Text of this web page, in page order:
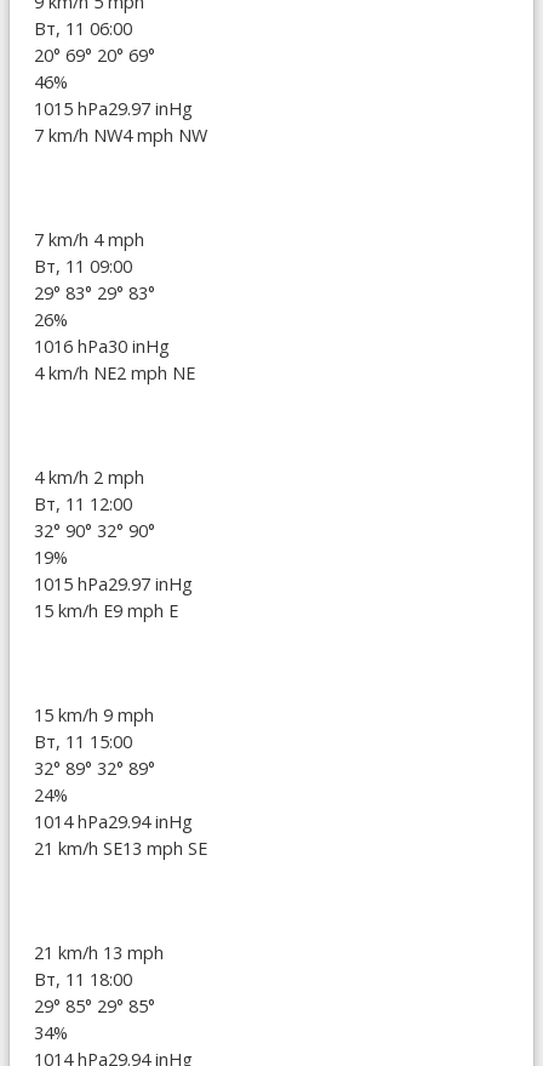
Вт, 11 06:00
20° 69° 20° 69°
46%
1015 hPa29.97 inHg
7 km/h NW4 mph NW
7 km/h 4 mph
Вт, 11 09:00
29° 83° 29° 83°
26%
1016 hPa30 inHg
4 km/h NE2 mph NE
4 km/h 2 mph
Вт, 11 12:00
32° 90° 32° 90°
19%
1015 hPa29.97 inHg
15 km/h E9 mph E
15 km/h 9 mph
Вт, 11 15:00
32° 89° 32° 89°
24%
1014 hPa29.94 inHg
21 km/h SE13 mph SE
21 km/h 13 mph
Вт, 11 18:00
29° 85° 29° 85°
34%
1014 hPa29.94 inHg